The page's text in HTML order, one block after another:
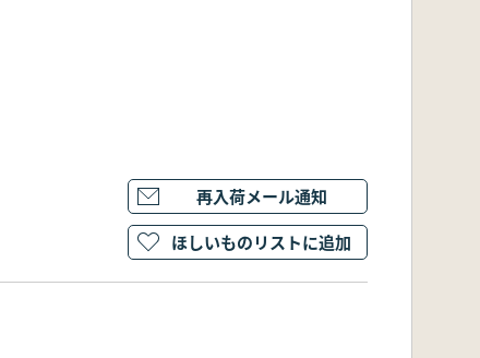
再入荷メール通知
ほしいものリストに追加